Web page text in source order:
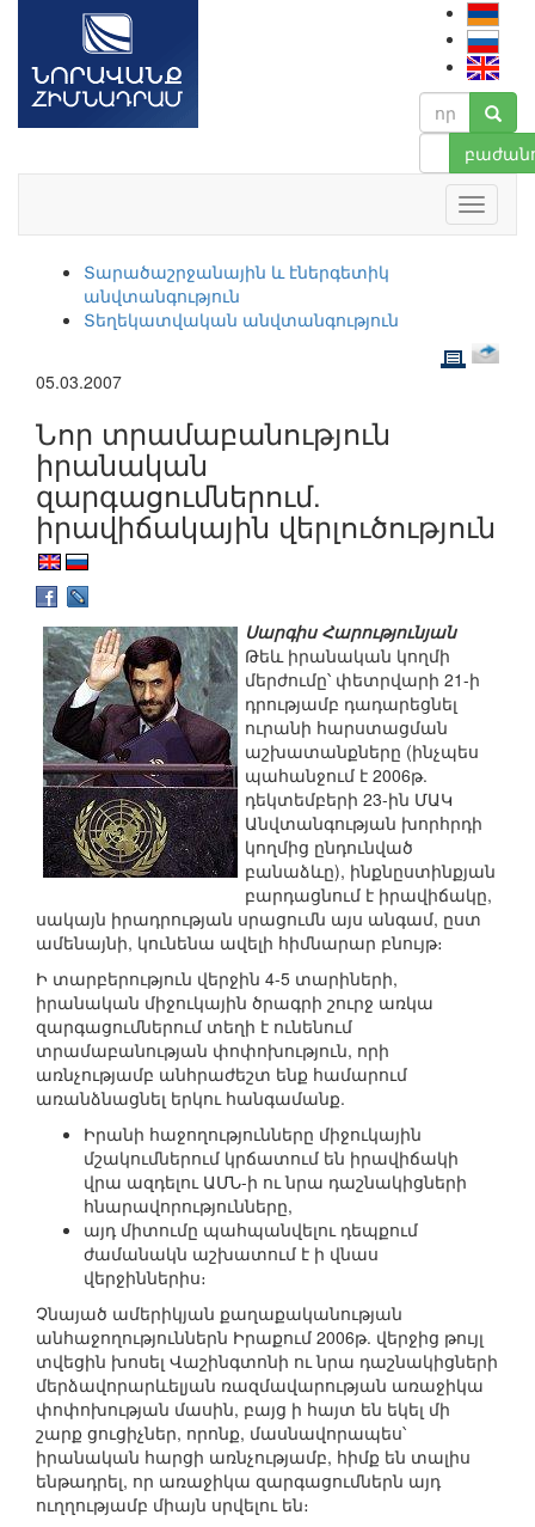
Տարածաշրջանային և էներգետիկ
անվտանգություն
Տեղեկատվական անվտանգություն
05.03.2007
Նոր տրամաբանություն
իրանական
զարգացումներում.
իրավիճակային վերլուծություն
Սարգիս Հարությունյան
Թեև իրանական կողմի
մերժումը՝ փետրվարի 21-ի
դրությամբ դադարեցնել
ուրանի հարստացման
աշխատանքները (ինչպես
պահանջում է 2006թ.
դեկտեմբերի 23-ին ՄԱԿ
Անվտանգության խորհրդի
կողմից ընդունված
բանաձևը), ինքնըստինքյան
բարդացնում է իրավիճակը,
սակայն իրադրության սրացումն այս անգամ, ըստ
ամենայնի, կունենա ավելի հիմնարար բնույթ։
Ի տարբերություն վերջին 4-5 տարիների,
իրանական միջուկային ծրագրի շուրջ առկա
զարգացումներում տեղի է ունենում
տրամաբանության փոփոխություն, որի
առնչությամբ անհրաժեշտ ենք համարում
առանձնացնել երկու հանգամանք.
Իրանի հաջողությունները միջուկային
մշակումներում կրճատում են իրավիճակի
վրա ազդելու ԱՄՆ-ի ու նրա դաշնակիցների
հնարավորությունները,
այդ միտումը պահպանվելու դեպքում
ժամանակն աշխատում է ի վնաս
վերջիններիս։
Չնայած ամերիկյան քաղաքականության
անհաջողություններն Իրաքում 2006թ. վերջից թույլ
տվեցին խոսել Վաշինգտոնի ու նրա դաշնակիցների
մերձավորարևելյան ռազմավարության առաջիկա
փոփոխության մասին, բայց ի հայտ են եկել մի
շարք ցուցիչներ, որոնք, մասնավորապես՝
իրանական հարցի առնչությամբ, հիմք են տալիս
ենթադրել, որ առաջիկա զարգացումներն այդ
ուղղությամբ միայն սրվելու են։